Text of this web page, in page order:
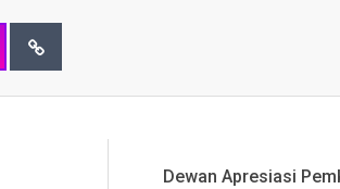
Dewan Apresiasi